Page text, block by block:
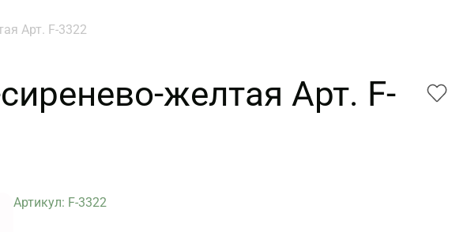
Арт. F-3322
желтая Арт. F-
Артикул: F-3322